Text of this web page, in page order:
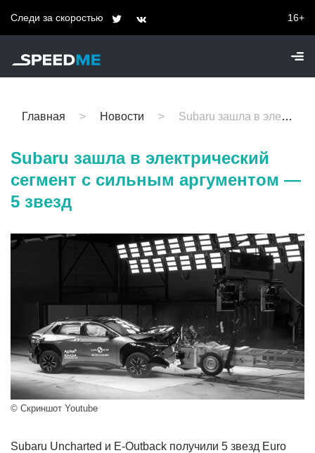
Следи за скоростью 16+
Главная Новости Subaru зашла в электрический сегмент с сильным аргументом — 5 звезд
Subaru зашла в электрический
сегмент с сильным аргументом —
5 звезд
© Скриншот Youtube
Subaru Uncharted и E-Outback получили 5 звезд Euro